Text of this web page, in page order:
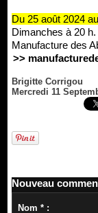
Du 25 août 2024
Dimanches à 20 h.
Manufacture des
>>
Brigitte Corrigou
Mercredi 11
Nouveau
Nom * :